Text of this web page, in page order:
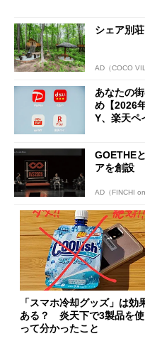
シェア別
AD（COCO
あなたの
め【2026
Y、楽天ペ
GOETHE
アを創設
AD（FINCHI
「スマホ冷却グッズ」は効
ある？ 炎天下で3製品を使
って分かったこと